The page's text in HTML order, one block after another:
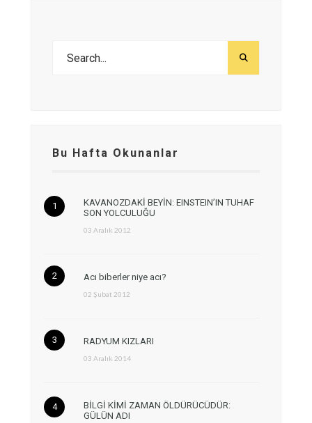
Bu Hafta Okunanlar
KAVANOZDAKİ BEYİN: EINSTEIN’IN TUHAF
SON YOLCULUĞU
03 Aralık 2012
Acı biberler niye acı?
02 Şubat 2012
RADYUM KIZLARI
03 Aralık 2014
BİLGİ KİMİ ZAMAN ÖLDÜRÜCÜDÜR:
GÜLÜN ADI